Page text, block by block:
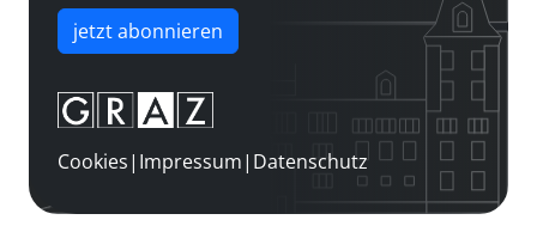
jetzt abonnieren
Cookies| Impressum| Datenschutz